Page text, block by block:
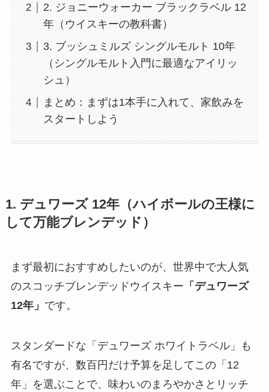
2. ジョニーウォーカー ブラックラベル 12
年（ウイスキーの教科書）
3. ブッシュミルズ シングルモルト 10年
（シングルモルト入門に最適なアイリッ
シュ）
まとめ：まずは1本手に入れて、家飲みを
スタートしよう
1. デュワーズ 12年（ハイボールの王様に
して万能ブレンデッド）
まず最初におすすめしたいのが、世界中で大人気
のスコッチブレンデッドウイスキー 「デュワーズ
12年」 です。
スタンダードな「デュワーズ ホワイトラベル」も
有名ですが、数百円だけ予算を足してこの「12
年」を選ぶことで、味わいのまろやかさとリッチ